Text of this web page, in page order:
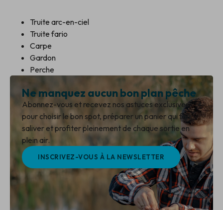
Truite arc-en-ciel
Truite fario
Carpe
Gardon
Perche
Ne manquez aucun bon plan pêche
Abonnez-vous et recevez nos astuces exclusives
pour choisir le bon spot, préparer un panier qui fait
saliver et profiter pleinement de chaque sortie en
plein air.
INSCRIVEZ-VOUS À LA NEWSLETTER